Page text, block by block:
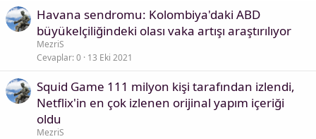
Havana sendromu: Kolombiya'daki ABD
büyükelçiliğindeki olası vaka artışı araştırılıyor
MezriS
Cevaplar 0 13 Eki 2021
Squid Game 111 milyon kişi tarafından izlendi,
Netflix'in en çok izlenen orijinal yapım içeriği
oldu
MezriS